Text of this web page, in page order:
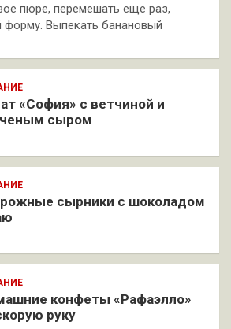
пюре, перемешать еще раз,
форму. Выпекать банановый
«София» с ветчиной и
сыром
сырники с шоколадом
конфеты «Рафаэлло»
руку